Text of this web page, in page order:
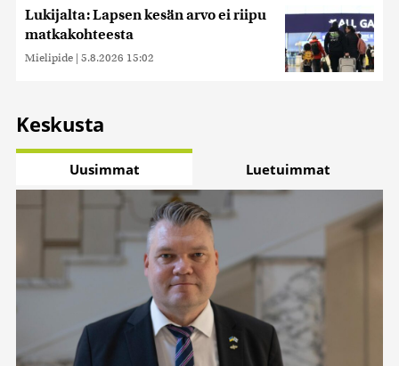
Lukijalta: Lapsen kesän arvo ei riipu
matkakohteesta
Mielipide | 5.8.2026 15:02
Keskusta
Uusimmat Luetuimmat